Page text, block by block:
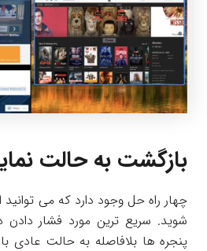
بازگشت به حالت
پنجره ها بلافاصله به حالت عادی